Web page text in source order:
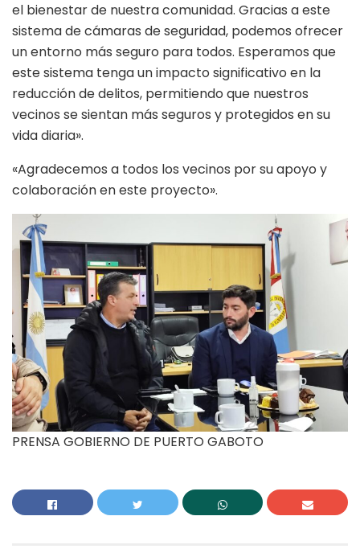
el bienestar de nuestra comunidad. Gracias a este
sistema de cámaras de seguridad, podemos ofrecer
un entorno más seguro para todos. Esperamos que
este sistema tenga un impacto significativo en la
reducción de delitos, permitiendo que nuestros
vecinos se sientan más seguros y protegidos en su
vida diaria».
«Agradecemos a todos los vecinos por su apoyo y
colaboración en este proyecto».
PRENSA GOBIERNO DE PUERTO GABOTO